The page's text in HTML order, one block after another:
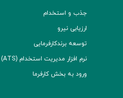
جذب و استخدام
ارزیابی نیرو
توسعه برند‌کارفرمایی
نرم افزار مدیریت استخدام (ATS)
ورود به بخش کارفرما